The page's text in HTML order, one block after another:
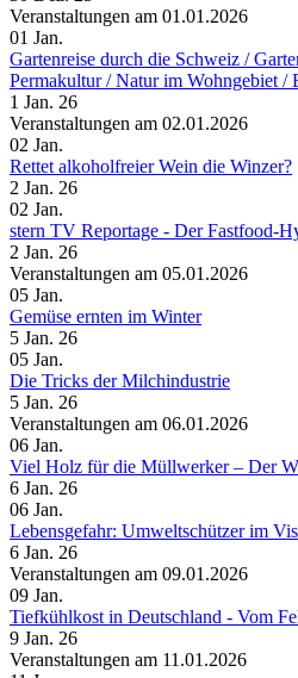
Veranstaltungen am 01.01.2026
01 Jan.
Gartenreise durch die Schweiz /​
Permakultur /​ Natur im Wohngebiet /​
1 Jan. 26
Veranstaltungen am 02.01.2026
02 Jan.
Rettet alkoholfreier Wein die Winzer?
2 Jan. 26
02 Jan.
stern TV Reportage - Der Fastfood-
2 Jan. 26
Veranstaltungen am 05.01.2026
05 Jan.
Gemüse ernten im Winter
5 Jan. 26
05 Jan.
Die Tricks der Milchindustrie
5 Jan. 26
Veranstaltungen am 06.01.2026
06 Jan.
Viel Holz für die Müllwerker – Der
6 Jan. 26
06 Jan.
Lebensgefahr: Umweltschützer im
6 Jan. 26
Veranstaltungen am 09.01.2026
09 Jan.
Tiefkühlkost in Deutschland - Vom
9 Jan. 26
Veranstaltungen am 11.01.2026